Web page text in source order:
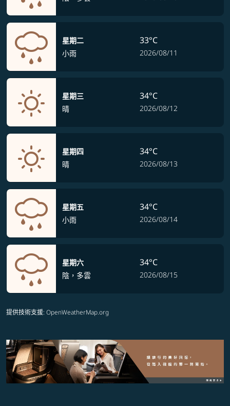
星期二
小雨
33°C
2026/08/11
星期三
晴
34°C
2026/08/12
星期四
晴
34°C
2026/08/13
星期五
小雨
34°C
2026/08/14
星期六
陰，多雲
34°C
2026/08/15
提供技術支援: OpenWeatherMap.org